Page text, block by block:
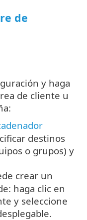
de
y haga
de cliente u
destinos
o grupos) y
crear un
haga clic en
y seleccione